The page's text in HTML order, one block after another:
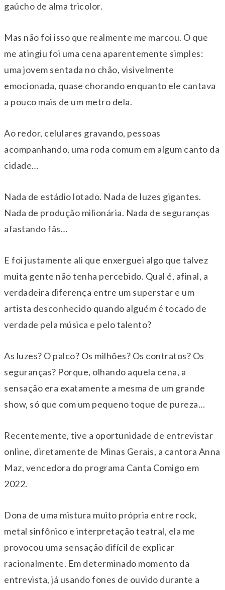
gaúcho de alma tricolor.
Mas não foi isso que realmente me marcou. O que
me atingiu foi uma cena aparentemente simples:
uma jovem sentada no chão, visivelmente
emocionada, quase chorando enquanto ele cantava
a pouco mais de um metro dela.
Ao redor, celulares gravando, pessoas
acompanhando, uma roda comum em algum canto da
cidade…
Nada de estádio lotado. Nada de luzes gigantes.
Nada de produção milionária. Nada de seguranças
afastando fãs…
E foi justamente ali que enxerguei algo que talvez
muita gente não tenha percebido. Qual é, afinal, a
verdadeira diferença entre um superstar e um
artista desconhecido quando alguém é tocado de
verdade pela música e pelo talento?
As luzes? O palco? Os milhões? Os contratos? Os
seguranças? Porque, olhando aquela cena, a
sensação era exatamente a mesma de um grande
show, só que com um pequeno toque de pureza…
Recentemente, tive a oportunidade de entrevistar
online, diretamente de Minas Gerais, a cantora Anna
Maz, vencedora do programa Canta Comigo em
2022.
Dona de uma mistura muito própria entre rock,
metal sinfônico e interpretação teatral, ela me
provocou uma sensação difícil de explicar
racionalmente. Em determinado momento da
entrevista, já usando fones de ouvido durante a